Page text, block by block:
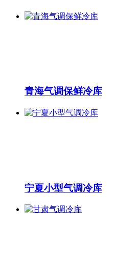
青海气调保鲜冷库
宁夏小型气调冷库